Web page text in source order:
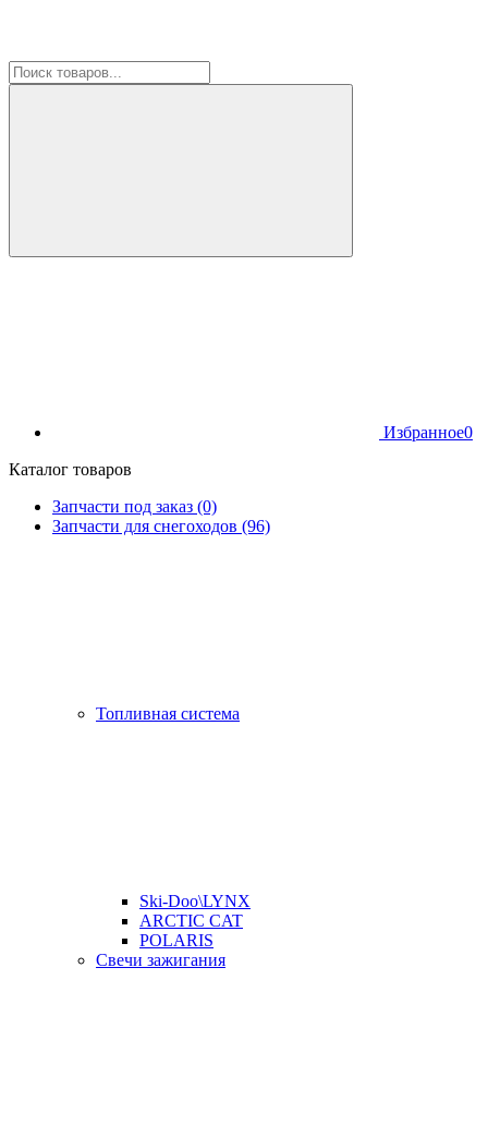
Избранное0
Каталог товаров
Запчасти под заказ (0)
Запчасти для снегоходов (96)
Топливная система
Ski-Doo\LYNX
ARCTIC CAT
POLARIS
Свечи зажигания